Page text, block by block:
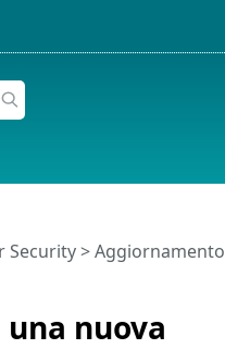
una nuova
Security>Aggiornamento